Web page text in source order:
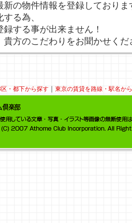
新の物件情報を登録しており
する為、
録する事が出来ません！
方のこだわりをお聞かせくだ
・都下から探す｜ 東京の賃貸を路線・駅名か